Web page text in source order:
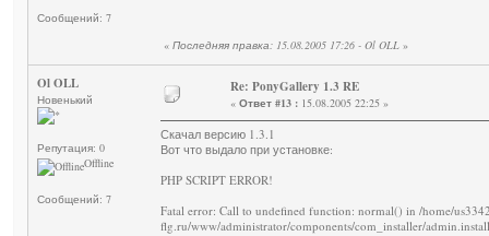
Сообщений: 7
« Последняя правка: 15.08.2005 17:26 - Ol OLL »
Ol OLL
Новенький
Репутация: 0
Offline
Сообщений: 7
Re: PonyGallery 1.3 RE
« Ответ #13 : 15.08.2005 22:25 »
Скачал версию 1.3.1
Вот что выдало при установке:
PHP SCRIPT ERROR!
Fatal error: Call to undefined function: normal() in /home/
flg.ru/www/administrator/components/com_installer/